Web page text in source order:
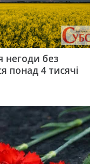
негоди без
понад 4 тисячі